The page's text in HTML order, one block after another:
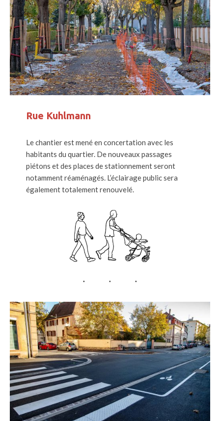
Rue Kuhlmann
Le chantier est mené en concertation avec les
habitants du quartier. De nouveaux passages
piétons et des places de stationnement seront
notamment réaménagés. L’éclairage public sera
également totalement renouvelé.